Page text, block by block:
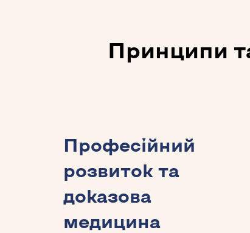
Принципи
Професійний
розвиток та
доказова
медицина